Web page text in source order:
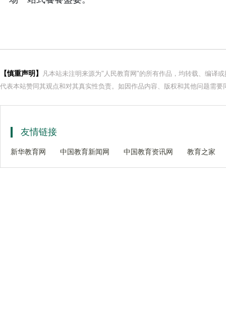
【慎重声明】
凡本站未注明来源为"人民教育网"的所有作品，均转载、编译
代表本站赞同其观点和对其真实性负责。如因作品内容、版权和其他问题需
友情链接
新华教育网 中国教育新闻网 中国教育资讯网 教育之家